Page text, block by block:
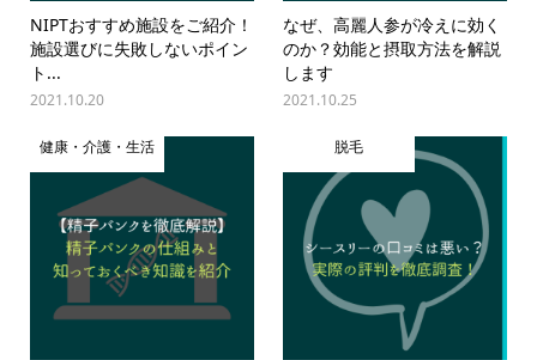
NIPTおすすめ施設をご紹介！
施設選びに失敗しないポイン
ト...
2021.10.20
なぜ、高麗人参が冷えに効く
のか？効能と摂取方法を解説
します
2021.10.25
健康・介護・生活 脱毛